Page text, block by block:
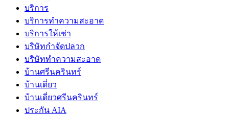
บริการ
บริการทำความสะอาด
บริการให้เช่า
บริษัทกำจัดปลวก
บริษัททำความสะอาด
บ้านศรีนครินทร์
บ้านเดี่ยว
บ้านเดี่ยวศรีนครินทร์
ประกัน AIA